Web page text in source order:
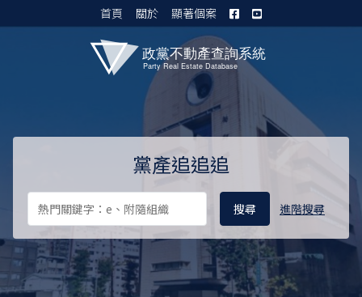
首頁 關於 顯著個案
黨產追追追
進階搜尋